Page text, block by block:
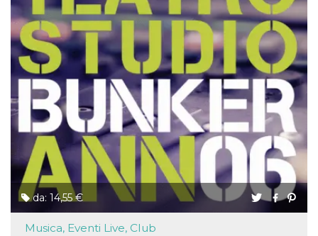
da: 14,55 €
Musica, Eventi Live, Club